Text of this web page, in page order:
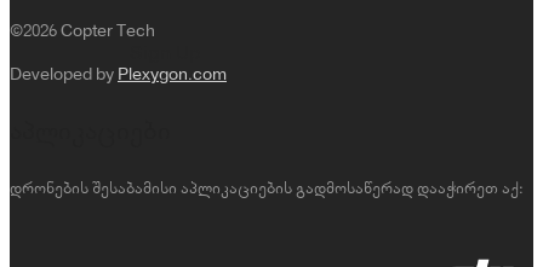
©2026 Copter Tech
Developed by Plexygon.com
დრონების შესაბამისი აპლიკაციების გადმოსაწერად დააჭირეთ აქ: